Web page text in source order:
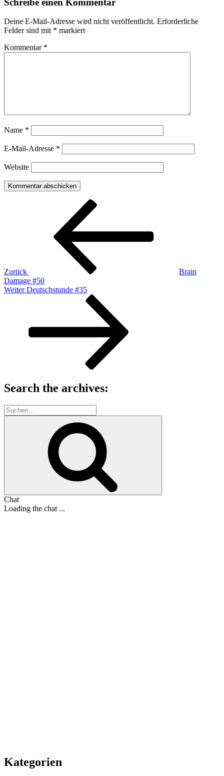
Deine E-Mail-Adresse wird nicht veröffentlicht. Erforderliche
Felder sind mit * markiert
Kommentar *
Name *
E-Mail-Adresse *
Website
Beitragsnavigation
Zurück
Brain
Damage #50
Nächster
Weiter Deutschstunde #35
Search the archives:
Suche
nach:
Chat
Loading the chat ...
Kategorien